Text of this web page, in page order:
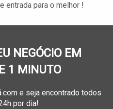
entrada para o melhor !
NEGÓCIO EM
1 MINUTO
e seja encontrado todos
por dia!